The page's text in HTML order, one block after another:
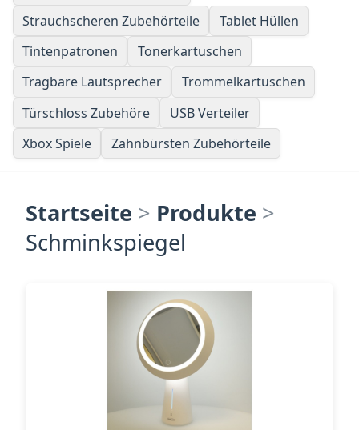
Strauchscheren Zubehörteile
Tablet Hüllen
Tintenpatronen
Tonerkartuschen
Tragbare Lautsprecher
Trommelkartuschen
Türschloss Zubehöre
USB Verteiler
Xbox Spiele
Zahnbürsten Zubehörteile
Startseite > Produkte >
Schminkspiegel